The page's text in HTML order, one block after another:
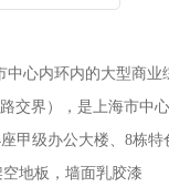
心内环内的大型商业
界），是上海市
甲级办公大楼、8栋特
空地板，墙面乳胶漆